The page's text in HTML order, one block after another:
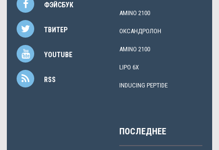
ФЭЙСБУК
ТВИТЕР
YOUTUBE
RSS
AMINO 2100
ОКСАНДРОЛОН
AMINO 2100
LIPO 6X
INDUCING PEPTIDE
ПОСЛЕДНЕЕ